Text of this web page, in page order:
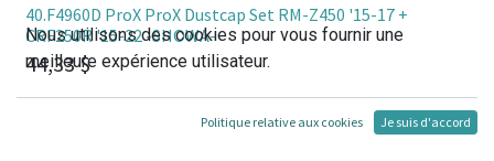
40.F4960D ProX ProX Dustcap Set RM-Z450 '15-17 +
CRF250R '15-22 -SHOWA-
44,33$
Nous utilisons des cookies pour vous fournir une
meilleure expérience utilisateur.
Politique relative aux cookies Je suis d'accord